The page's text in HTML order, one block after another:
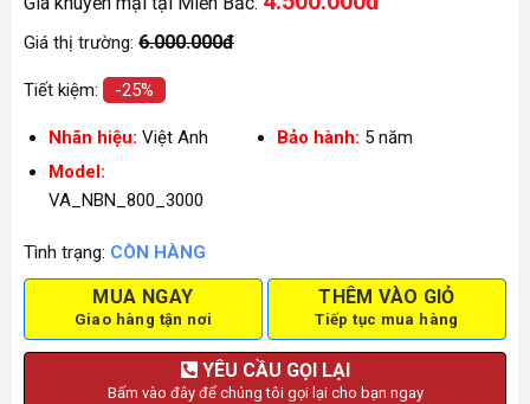
Giá thị trường: 6.000.000đ
Tiết kiệm: -25%
Nhãn hiệu: Việt Anh Bảo hành: 5 năm
Model:
VA_NBN_800_3000
Tình trạng: CÒN HÀNG
MUA NGAY
Giao hàng tận nơi
THÊM VÀO GIỎ
Tiếp tục mua hàng
YÊU CẦU GỌI LẠI
Bấm vào đây để chúng tôi gọi lại cho bạn ngay